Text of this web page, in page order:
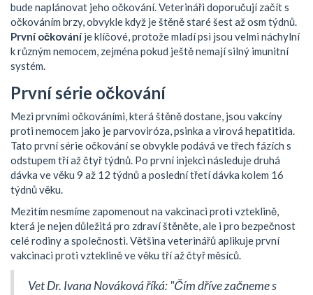
bude naplánovat jeho očkování. Veterináři doporučují začít s
očkováním brzy, obvykle když je štěně staré šest až osm týdnů.
První očkováníje klíčové, protože mladí psi jsou velmi náchylní
k různým nemocem, zejména pokud ještě nemají silný imunitní
systém.
První série očkování
Mezi prvními očkováními, která štěně dostane, jsou vakcíny
proti nemocem jako je parvoviróza, psinka a virová hepatitida.
Tato první série očkování se obvykle podává ve třech fázích s
odstupem tří až čtyř týdnů. Po první injekci následuje druhá
dávka ve věku 9 až 12 týdnů a poslední třetí dávka kolem 16
týdnů věku.
Mezitím nesmíme zapomenout na vakcinaci proti vzteklině,
která je nejen důležitá pro zdraví štěněte, ale i pro bezpečnost
celé rodiny a společnosti. Většina veterinářů aplikuje první
vakcinaci proti vzteklině ve věku tří až čtyř měsíců.
Vet Dr. Ivana Nováková říká: "Čím dříve začneme s